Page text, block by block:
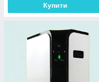
Купити